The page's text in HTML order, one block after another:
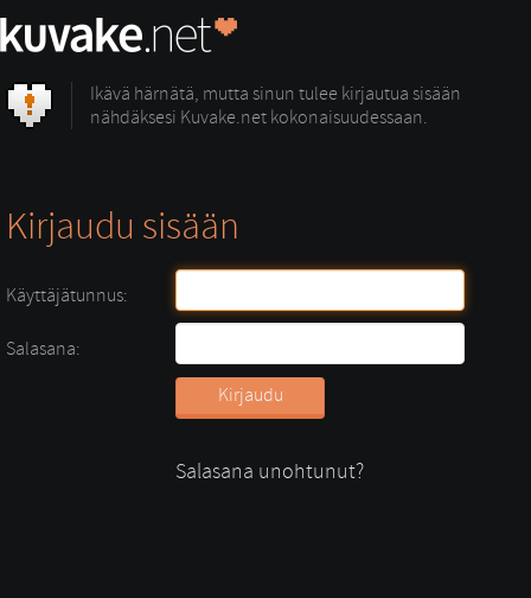
Ikävä härnätä, mutta sinun tulee kirjautua sisään
nähdäksesi Kuvake.net kokonaisuudessaan.
Kirjaudu sisään
Käyttäjätunnus:
Salasana:
Salasana unohtunut?